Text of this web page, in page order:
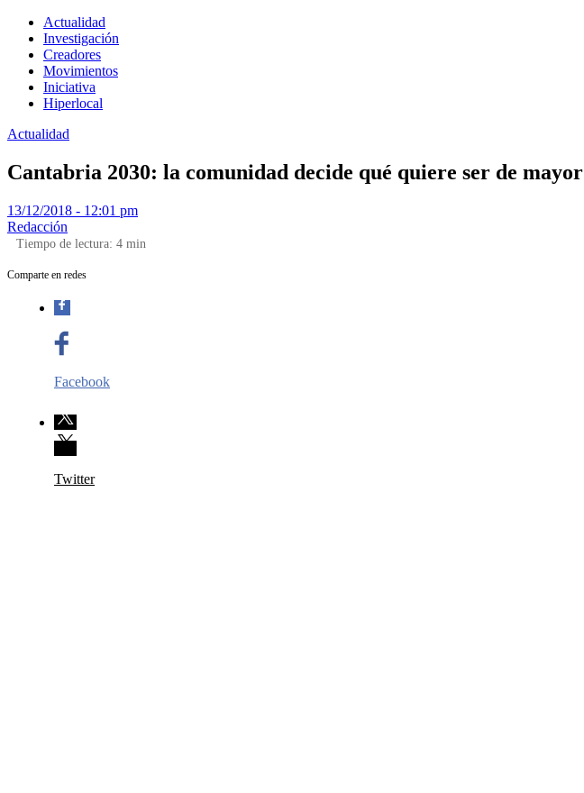
Actualidad
Investigación
Creadores
Movimientos
Iniciativa
Hiperlocal
Actualidad
Cantabria 2030: la comunidad decide qué quiere ser de mayor
13/12/2018 - 12:01 pm
Redacción
Tiempo de lectura: 4 min
Comparte en redes
Facebook
Twitter